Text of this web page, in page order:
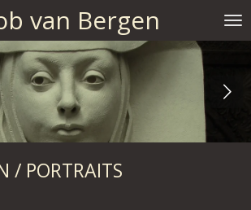
van Bergen
/ PORTRAITS